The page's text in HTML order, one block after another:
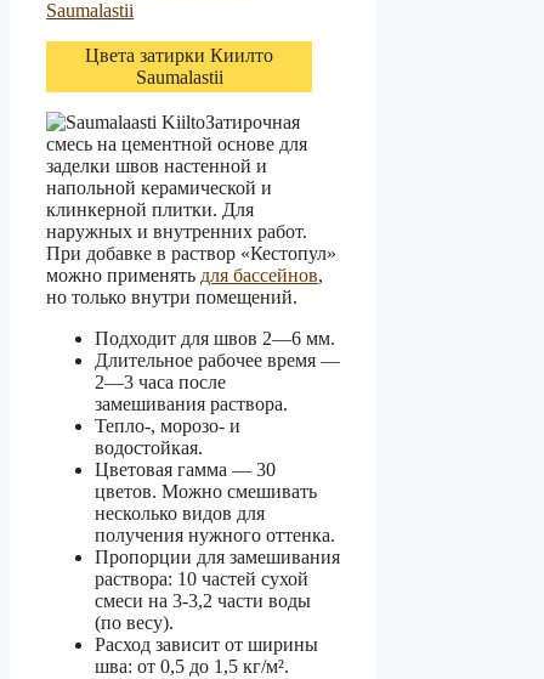
Цвета затирки Киилто
Saumalastii
Затирочная
смесь на цементной основе для
заделки швов настенной и
напольной керамической и
клинкерной плитки. Для
наружных и внутренних работ.
При добавке в раствор «Кестопул»
можно применять для бассейнов,
но только внутри помещений.
Подходит для швов 2—6 мм.
Длительное рабочее время —
2—3 часа после
замешивания раствора.
Тепло-, морозо- и
водостойкая.
Цветовая гамма — 30
цветов. Можно смешивать
несколько видов для
получения нужного оттенка.
Пропорции для замешивания
раствора: 10 частей сухой
смеси на 3-3,2 части воды
(по весу).
Расход зависит от ширины
шва: от 0,5 до 1,5 кг/м².